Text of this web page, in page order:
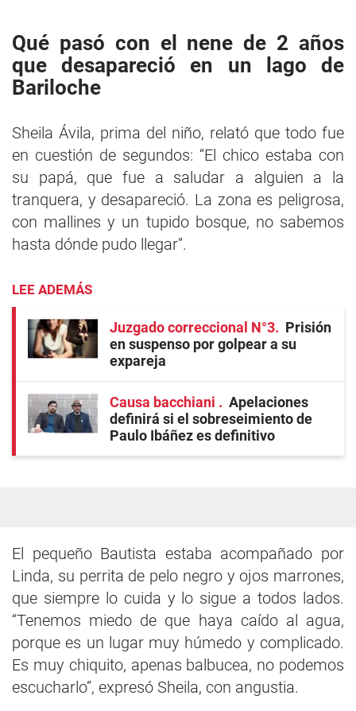
Qué pasó con el nene de 2 años
que desapareció en un lago de
Bariloche
Sheila Ávila, prima del niño, relató que todo fue
en cuestión de segundos: “El chico estaba con
su papá, que fue a saludar a alguien a la
tranquera, y desapareció. La zona es peligrosa,
con mallines y un tupido bosque, no sabemos
hasta dónde pudo llegar”.
LEE ADEMÁS
Juzgado correccional N°3
Prisión
en suspenso por golpear a su
expareja
Causa bacchiani
Apelaciones
definirá si el sobreseimiento de
Paulo Ibáñez es definitivo
El pequeño Bautista estaba acompañado por
Linda, su perrita de pelo negro y ojos marrones,
que siempre lo cuida y lo sigue a todos lados.
“Tenemos miedo de que haya caído al agua,
porque es un lugar muy húmedo y complicado.
Es muy chiquito, apenas balbucea, no podemos
escucharlo”, expresó Sheila, con angustia.